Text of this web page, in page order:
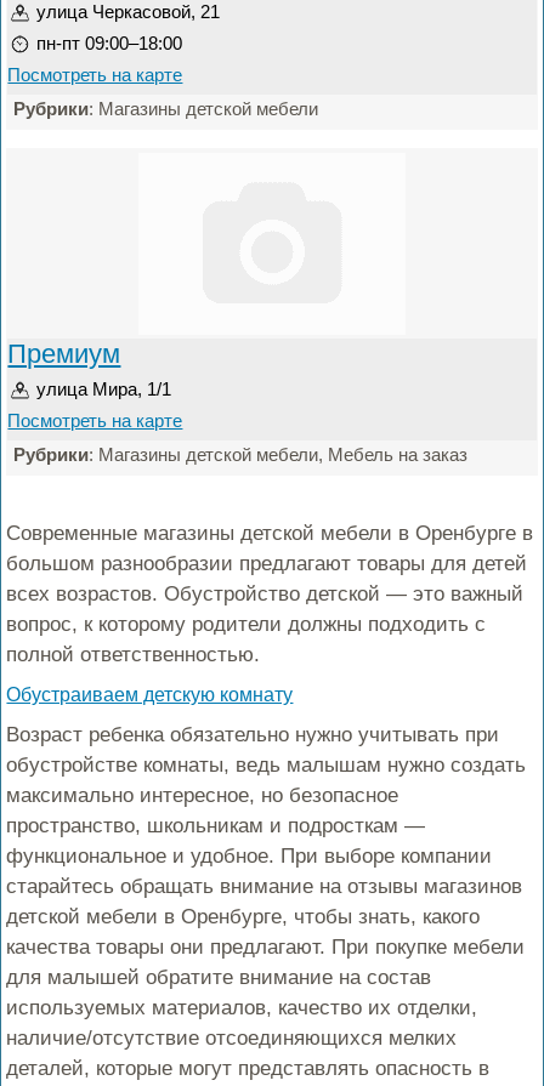
улица Черкасовой, 21
пн-пт 09:00–18:00
Посмотреть на карте
Рубрики: Магазины детской мебели
Премиум
улица Мира, 1/1
Посмотреть на карте
Рубрики: Магазины детской мебели, Мебель на заказ
Современные магазины детской мебели в Оренбурге в
большом разнообразии предлагают товары для детей
всех возрастов. Обустройство детской — это важный
вопрос, к которому родители должны подходить с
полной ответственностью.
Обустраиваем детскую комнату
Возраст ребенка обязательно нужно учитывать при
обустройстве комнаты, ведь малышам нужно создать
максимально интересное, но безопасное
пространство, школьникам и подросткам —
функциональное и удобное. При выборе компании
старайтесь обращать внимание на отзывы магазинов
детской мебели в Оренбурге, чтобы знать, какого
качества товары они предлагают. При покупке мебели
для малышей обратите внимание на состав
используемых материалов, качество их отделки,
наличие/отсутствие отсоединяющихся мелких
деталей, которые могут представлять опасность в